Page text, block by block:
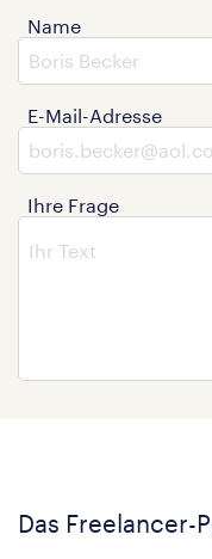
Name
E-Mail-Adresse
Ihre Frage
Das Freelancer-